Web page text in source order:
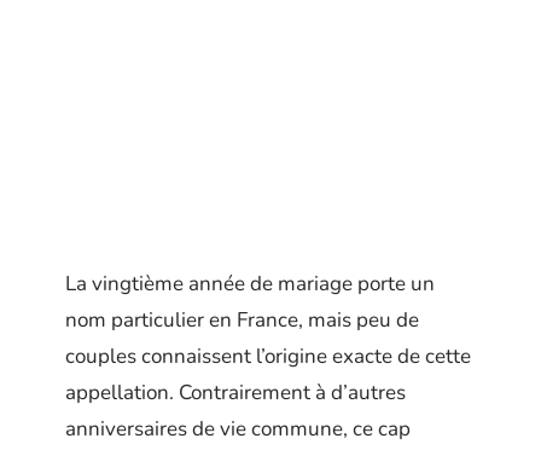
La vingtième année de mariage porte un
nom particulier en France, mais peu de
couples connaissent l’origine exacte de cette
appellation. Contrairement à d’autres
anniversaires de vie commune, ce cap